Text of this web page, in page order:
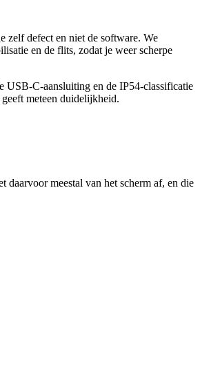
zelf defect en niet de software. We
en de flits, zodat je weer scherpe
USB-C-aansluiting en de IP54-classificatie
meteen duidelijkheid.
daarvoor meestal van het scherm af, en die